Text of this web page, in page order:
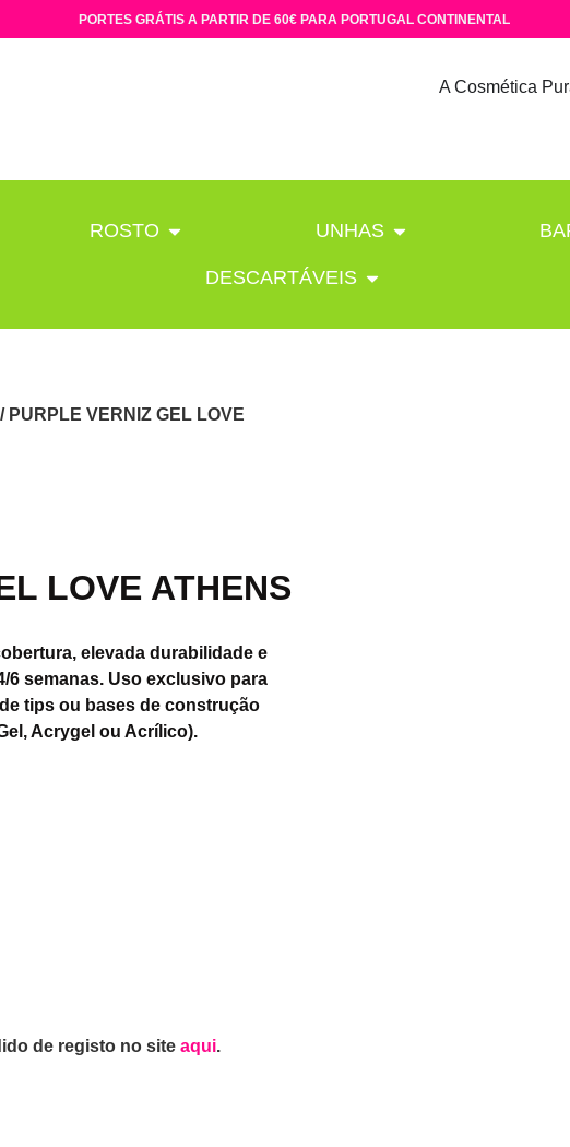
PORTES GRÁTIS A PARTIR DE 60€ PARA PORTUGAL CONTINENTAL
A Cosmética
ROSTO UNHAS
DESCARTÁVEIS
/ PURPLE VERNIZ GEL LOVE
LOVE ATHENS
elevada durabilidade e
6 semanas. Uso exclusivo para
tips ou bases de construção
Acrygel ou Acrílico).
de registo no site aqui.